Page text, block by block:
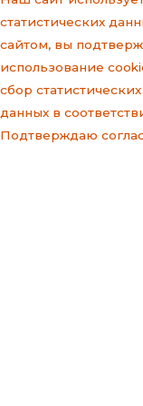
статистических
сайтом, вы
использование
сбор
данных в
Подтверждаю